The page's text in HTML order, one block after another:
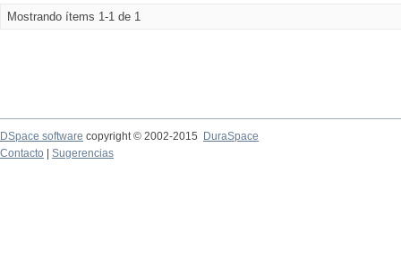
Mostrando ítems 1-1 de 1
DSpace software copyright © 2002-2015
DuraSpace
Contacto
Sugerencias